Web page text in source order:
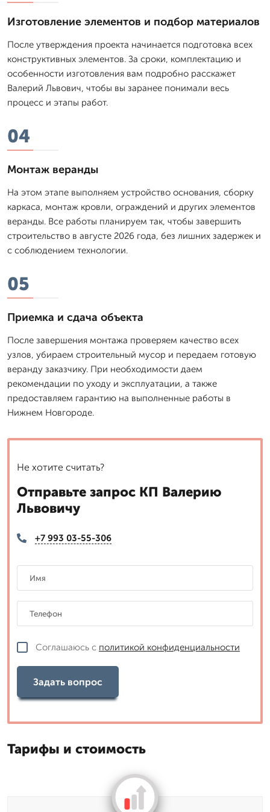
Изготовление элементов и подбор материалов
После утверждения проекта начинается подготовка всех
конструктивных элементов. За сроки, комплектацию и
особенности изготовления вам подробно расскажет
Валерий Львович, чтобы вы заранее понимали весь
процесс и этапы работ.
04
Монтаж веранды
На этом этапе выполняем устройство основания, сборку
каркаса, монтаж кровли, ограждений и других элементов
веранды. Все работы планируем так, чтобы завершить
строительство в августе 2026 года, без лишних задержек и
с соблюдением технологии.
05
Приемка и сдача объекта
После завершения монтажа проверяем качество всех
узлов, убираем строительный мусор и передаем готовую
веранду заказчику. При необходимости даем
рекомендации по уходу и эксплуатации, а также
предоставляем гарантию на выполненные работы в
Нижнем Новгороде.
Не хотите считать?
Отправьте запрос КП Валерию
Львовичу
+7 993 03-55-306
Соглашаюсь с политикой конфиденциальности
Задать вопрос
Тарифы и стоимость